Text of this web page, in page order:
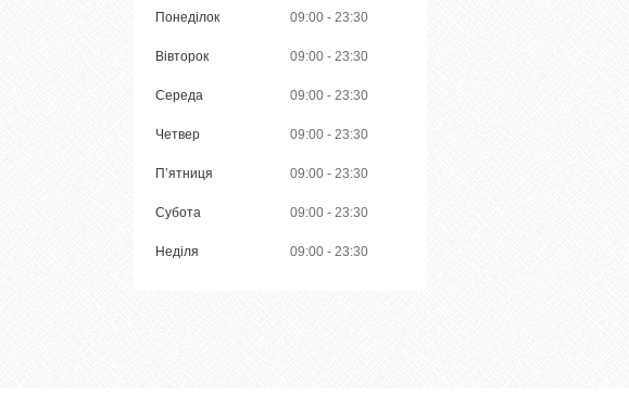
Понеділок 09:00 23:30
Вівторок 09:00 23:30
Середа 09:00 23:30
Четвер 09:00 23:30
Пʼятниця 09:00 23:30
Субота 09:00 23:30
Неділя 09:00 23:30